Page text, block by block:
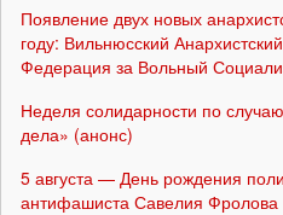
Появление двух новых
году: Вильнюсский
Федерация за Вольный
Неделя солидарности по
дела» (анонс)
5 августа — День рождения
антифашиста Савелия Фролова